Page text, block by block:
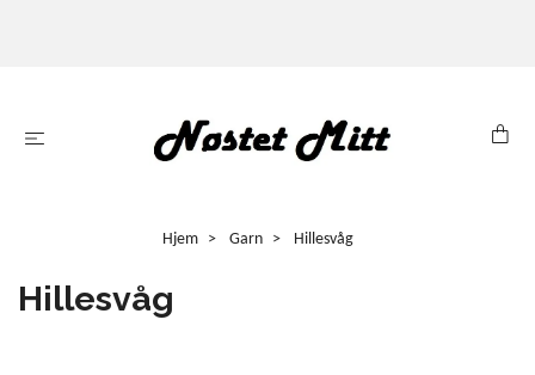
Hjem Garn Hillesvåg
Hillesvåg